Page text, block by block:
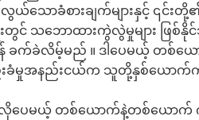
လွယ်သောခံစားချက်များနှင့် ၎
သဘောထားကွဲလွဲမှုများ ဖြစ်နို
ရန် ခက်ခဲလိမ့်မည် ။ ဒါပေမယ့်
မှုအနည်းငယ်က သူတို့နှစ်ယောက်
မယ့် တစ်ယောက်နဲ့တစ်ယောက် ကတိ